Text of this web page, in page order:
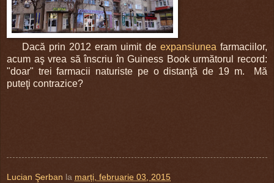
Dacă prin 2012 eram uimit de expansiunea farmaciilor,
acum aş vrea să înscriu în Guiness Book următorul record:
"doar" trei farmacii naturiste pe o distanţă de 19 m. Mă
puteţi contrazice?
Lucian Şerban la marți, februarie 03, 2015